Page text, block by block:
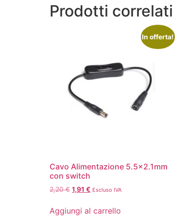
Prodotti correlati
In offerta!
Cavo Alimentazione 5.5×2.1mm
con switch
2,20€ 1,91 € Escluso IVA
Aggiungi al carrello